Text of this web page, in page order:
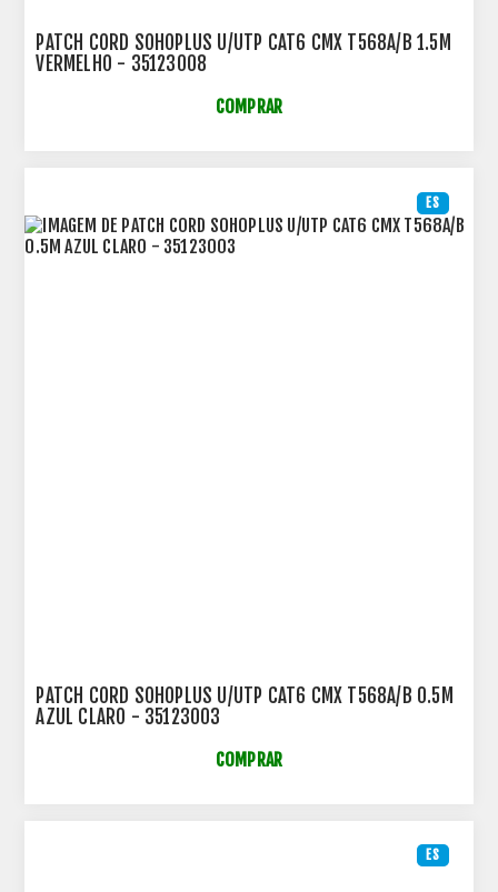
PATCH CORD SOHOPLUS U/UTP CAT6 CMX T568A/B 1.5M
VERMELHO - 35123008
COMPRAR
ES
PATCH CORD SOHOPLUS U/UTP CAT6 CMX T568A/B 0.5M
AZUL CLARO - 35123003
COMPRAR
ES